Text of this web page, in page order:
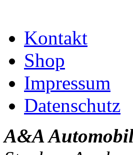
Kontakt
Shop
Impressum
Datenschutz
A&A